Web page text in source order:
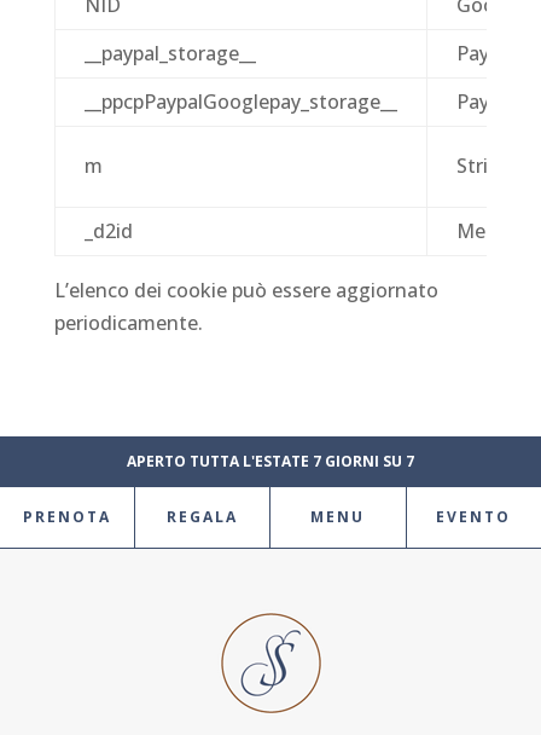
__paypal_storage__
PayPal
__ppcpPaypalGooglepay_storage__
PayPal
m Stripe
_d2id
L’elenco dei cookie può essere aggiornato
periodicamente.
APERTO TUTTA L'ESTATE 7 GIORNI SU 7
PRENOTA REGALA MENU EVENTO